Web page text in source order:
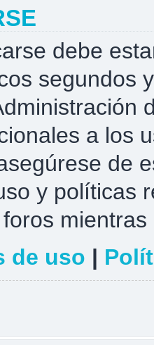
debe
segundos
a los
de
y políticas
de uso |